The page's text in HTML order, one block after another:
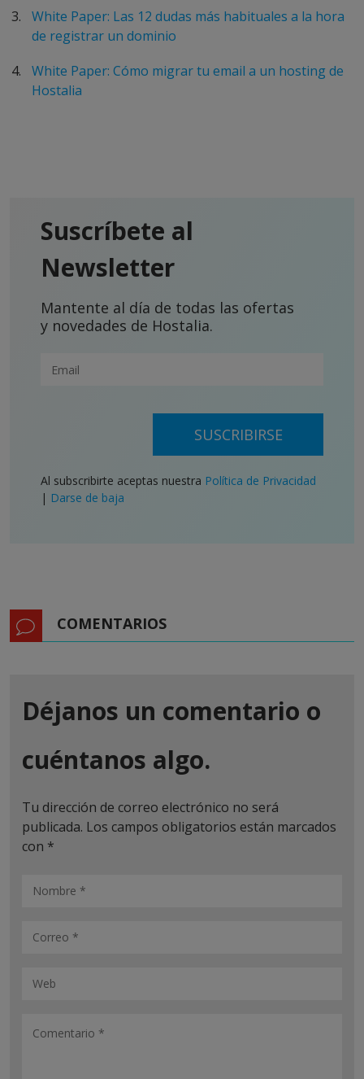
White Paper: Las 12 dudas más habituales a la hora
de registrar un dominio
White Paper: Cómo migrar tu email a un hosting de
Hostalia
Suscríbete al
Newsletter
Mantente al día de todas las ofertas
y novedades de Hostalia.
SUSCRIBIRSE
Al subscribirte aceptas nuestra Política de Privacidad
| Darse de baja
COMENTARIOS
Déjanos un comentario o
cuéntanos algo.
Tu dirección de correo electrónico no será
publicada. Los campos obligatorios están marcados
con *